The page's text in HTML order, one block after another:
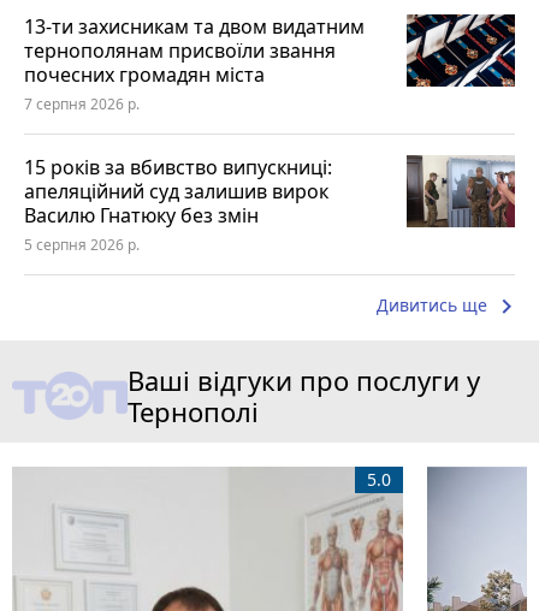
13-ти захисникам та двом видатним
тернополянам присвоїли звання
почесних громадян міста
7 серпня 2026 р.
15 років за вбивство випускниці:
апеляційний суд залишив вирок
Василю Гнатюку без змін
5 серпня 2026 р.
Дивитись ще keyboard_arrow_right
Ваші відгуки про послуги у
Тернополі
5.0